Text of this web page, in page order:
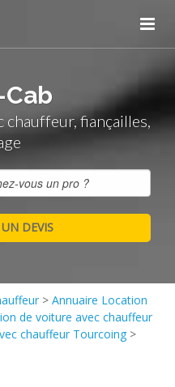
chauffeur, fiançailles,
> Annuaire Location
de voiture avec chauffeur
chauffeur Tourcoing >